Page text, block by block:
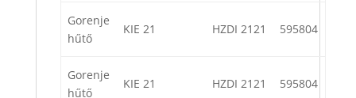
Gorenje
hűtő
KIE 21 HZDI 2121 595804
Gorenje
hűtő
KIE 21 HZDI 2121 595804